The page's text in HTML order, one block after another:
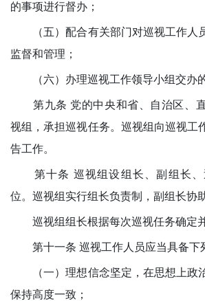
的事项进行督办；
（五）配合有关部门对巡视工作人员
监督和管理；
（六）办理巡视工作领导小组交办的
第九条 党的中央和省、自治区、直
视组，承担巡视任务。巡视组向巡视工
告工作。
第十条 巡视组设组长、副组长、
位。巡视组实行组长负责制，副组长协
巡视组组长根据每次巡视任务确定并
第十一条 巡视工作人员应当具备下
（一）理想信念坚定，在思想上政
保持高度一致；